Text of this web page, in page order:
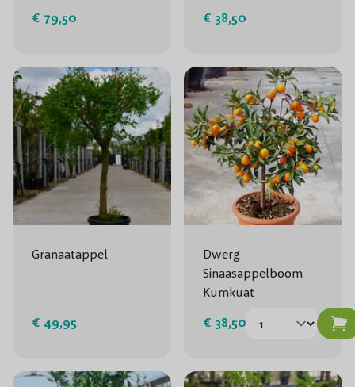
€ 79,50
€ 38,50
Granaatappel
€ 49,95
Dwerg
Sinaasappelboom
Kumkuat
€ 38,50